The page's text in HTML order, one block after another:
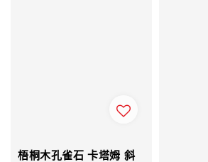
梧桐木孔雀石 卡塔姆 斜